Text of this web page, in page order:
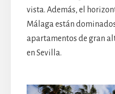
vista. Además, el
Málaga están
apartamentos de gran
en Sevilla.